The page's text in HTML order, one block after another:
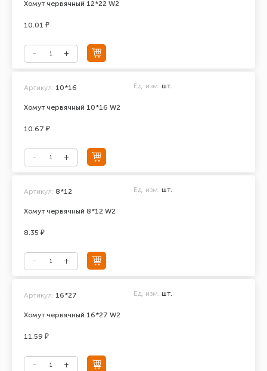
Хомут червячный 12*22 W2
10.01 ₽
Хомут червячный 10*16 W2
Артикул: 10*16 Ед. изм. шт.
10.67 ₽
Хомут червячный 8*12 W2
Артикул: 8*12 Ед. изм. шт.
8.35 ₽
Хомут червячный 16*27 W2
Артикул: 16*27 Ед. изм. шт.
11.59 ₽